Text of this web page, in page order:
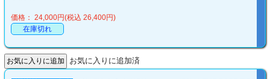
価格： 24,000円(税込 26,400円)
在庫切れ
お気に入りに追加済